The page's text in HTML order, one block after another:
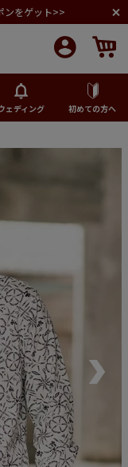
ンをゲット>>
ェディング 初めての方へ